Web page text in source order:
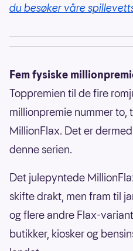
du besøker våre
Fem fysiske
Toppremien til de fire
millionpremie nummer to,
MillionFlax. Det er
denne serien.
Det julepyntede
skifte drakt, men fram til
og flere andre Flax-
butikker, kiosker og